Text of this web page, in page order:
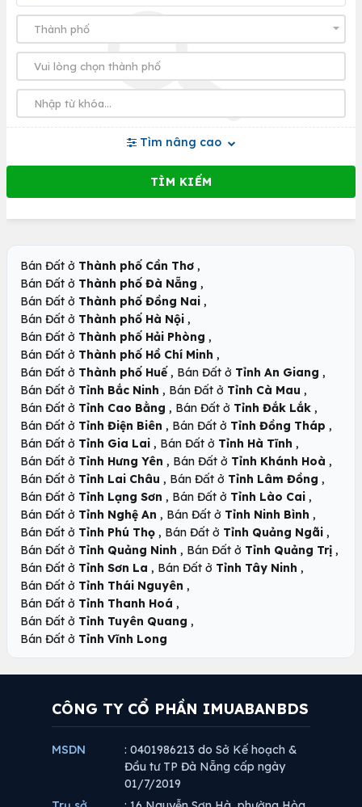
Tìm nâng cao
Bán Đất ở Thành phố Cần Thơ ,
Bán Đất ở Thành phố Đà Nẵng ,
Bán Đất ở Thành phố Đồng Nai ,
Bán Đất ở Thành phố Hà Nội ,
Bán Đất ở Thành phố Hải Phòng ,
Bán Đất ở Thành phố Hồ Chí Minh ,
Bán Đất ở Thành phố Huế , Bán Đất ở Tỉnh An Giang ,
Bán Đất ở Tỉnh Bắc Ninh , Bán Đất ở Tỉnh Cà Mau ,
Bán Đất ở Tỉnh Cao Bằng , Bán Đất ở Tỉnh Đắk Lắk ,
Bán Đất ở Tỉnh Điện Biên , Bán Đất ở Tỉnh Đồng Tháp ,
Bán Đất ở Tỉnh Gia Lai , Bán Đất ở Tỉnh Hà Tĩnh ,
Bán Đất ở Tỉnh Hưng Yên , Bán Đất ở Tỉnh Khánh Hoà ,
Bán Đất ở Tỉnh Lai Châu , Bán Đất ở Tỉnh Lâm Đồng ,
Bán Đất ở Tỉnh Lạng Sơn , Bán Đất ở Tỉnh Lào Cai ,
Bán Đất ở Tỉnh Nghệ An , Bán Đất ở Tỉnh Ninh Bình ,
Bán Đất ở Tỉnh Phú Thọ , Bán Đất ở Tỉnh Quảng Ngãi ,
Bán Đất ở Tỉnh Quảng Ninh , Bán Đất ở Tỉnh Quảng Trị ,
Bán Đất ở Tỉnh Sơn La , Bán Đất ở Tỉnh Tây Ninh ,
Bán Đất ở Tỉnh Thái Nguyên ,
Bán Đất ở Tỉnh Thanh Hoá ,
Bán Đất ở Tỉnh Tuyên Quang ,
Bán Đất ở Tỉnh Vĩnh Long
CÔNG TY CỔ PHẦN IMUABANBDS
MSDN
: 0401986213 do Sở Kế hoạch &
Đầu tư TP Đà Nẵng cấp ngày
01/7/2019